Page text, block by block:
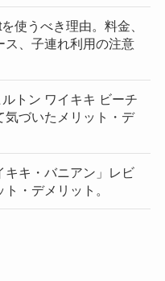
使うべき理由。料金、
ス、子連れ利用の注意
トン ワイキキ ビーチ
気づいたメリット・デ
キキ・バニアン」レビ
・デメリット。